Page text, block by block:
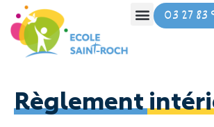
contenu
03 27 83
Règlement